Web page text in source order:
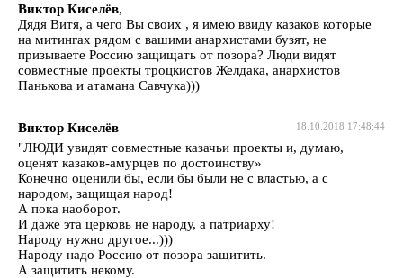
Виктор Киселёв,
Дядя Витя, а чего Вы своих , я имею ввиду казаков которые
на митингах рядом с вашими анархистами бузят, не
призываете Россию защищать от позора? Люди видят
совместные проекты троцкистов Желдака, анархистов
Панькова и атамана Савчука)))
18.10.2018 17:48:44
Виктор Киселёв
"ЛЮДИ увидят совместные казачьи проекты и, думаю,
оценят казаков-амурцев по достоинству»
Конечно оценили бы, если бы были не с властью, а с
народом, защищая народ!
А пока наоборот.
И даже эта церковь не народу, а патриарху!
Народу нужно другое...)))
Народу надо Россию от позора защитить.
А защитить некому.